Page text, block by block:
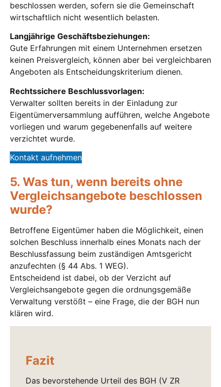
beschlossen werden, sofern sie die Gemeinschaft
wirtschaftlich nicht wesentlich belasten.
Langjährige Geschäftsbeziehungen:
Gute Erfahrungen mit einem Unternehmen ersetzen
keinen Preisvergleich, können aber bei vergleichbaren
Angeboten als Entscheidungskriterium dienen.
Rechtssichere Beschlussvorlagen:
Verwalter sollten bereits in der Einladung zur
Eigentümerversammlung aufführen, welche Angebote
vorliegen und warum gegebenenfalls auf weitere
verzichtet wurde.
Kontakt aufnehmen
5. Was tun, wenn bereits ohne
Vergleichsangebote beschlossen
wurde?
Betroffene Eigentümer haben die Möglichkeit, einen
solchen Beschluss innerhalb eines Monats nach der
Beschlussfassung beim zuständigen Amtsgericht
anzufechten (§ 44 Abs. 1 WEG).
Entscheidend ist dabei, ob der Verzicht auf
Vergleichsangebote gegen die ordnungsgemäße
Verwaltung verstößt – eine Frage, die der BGH nun
klären wird.
Fazit
Das bevorstehende Urteil des BGH (V ZR